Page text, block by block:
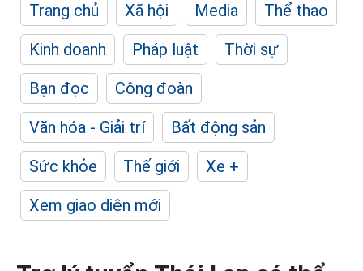
Trang chủ Xã hội Media
Thể thao
Kinh doanh
Pháp luật
Thời sự
Bạn đọc
Công đoàn
Văn hóa - Giải trí
Bất động sản
Sức khỏe
Thế giới
Xe +
Xem giao diện mới